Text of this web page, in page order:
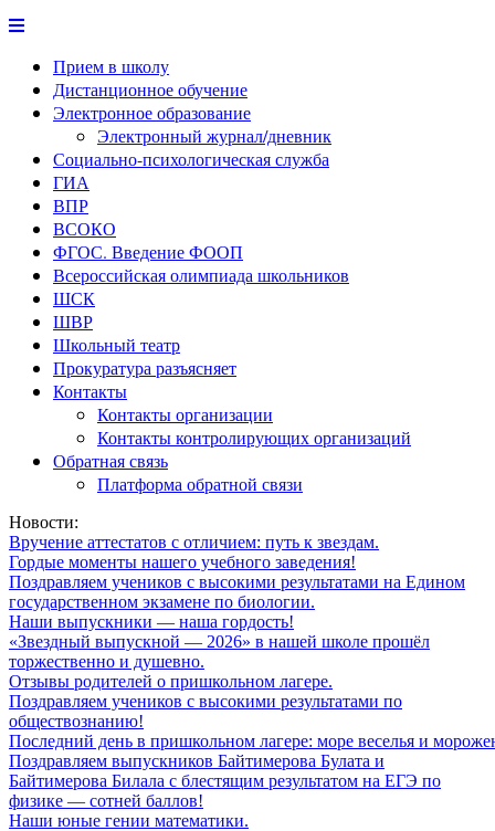
Прием в школу
Дистанционное обучение
Электронное образование
Электронный журнал/дневник
Социально-психологическая служба
ГИА
ВПР
ВСОКО
ФГОС. Введение ФООП
Всероссийская олимпиада школьников
ШСК
ШВР
Школьный театр
Прокуратура разъясняет
Контакты
Контакты организации
Контакты контролирующих организаций
Обратная связь
Платформа обратной связи
Новости:
Вручение аттестатов с отличием: путь к звездам.
Гордые моменты нашего учебного заведения!
Поздравляем учеников с высокими результатами на Едином
государственном экзамене по биологии.
Наши выпускники — наша гордость!
«Звездный выпускной — 2026» в нашей школе прошёл
торжественно и душевно.
Отзывы родителей о пришкольном лагере.
Поздравляем учеников с высокими результатами по
обществознанию!
Последний день в пришкольном лагере: море веселья и
Поздравляем выпускников Байтимерова Булата и
Байтимерова Билала с блестящим результатом на ЕГЭ по
физике — сотней баллов!
Наши юные гении математики.